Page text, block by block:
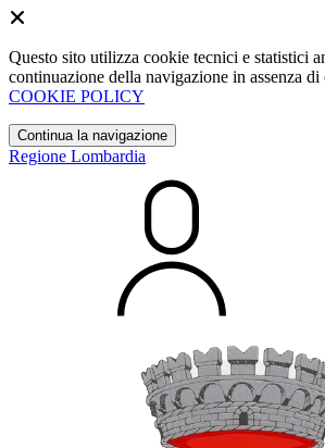
Questo sito utilizza cookie tecnici e statistici
continuazione della navigazione in assenza
COOKIE POLICY
Continua la navigazione
Regione Lombardia